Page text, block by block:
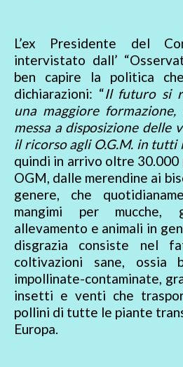
L’ex Presidente del
intervistato dall’
ben capire la politica
dichiarazioni: “Il futuro si
una maggiore
messa a disposizione delle
il ricorso agli O.G.M. in tutti
quindi in arrivo oltre
OGM, dalle merendine ai
genere, che
mangimi per mucche,
allevamento e animali in
disgrazia consiste nel
coltivazioni sane, ossia
impollinate-contaminate,
insetti e venti che
pollini di tutte le piante
Europa.